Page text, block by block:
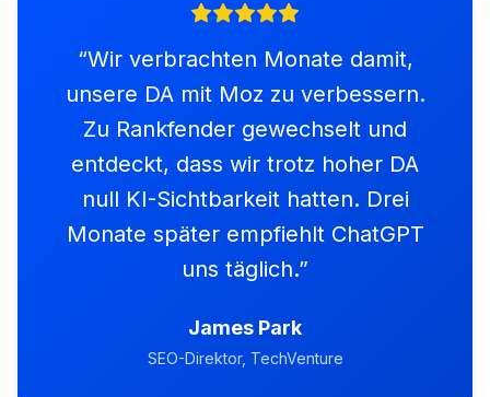
“Wir verbrachten Monate damit,
unsere DA mit Moz zu verbessern.
Zu Rankfender gewechselt und
entdeckt, dass wir trotz hoher DA
null KI-Sichtbarkeit hatten. Drei
Monate später empfiehlt ChatGPT
uns täglich.”
James Park
SEO-Direktor, TechVenture